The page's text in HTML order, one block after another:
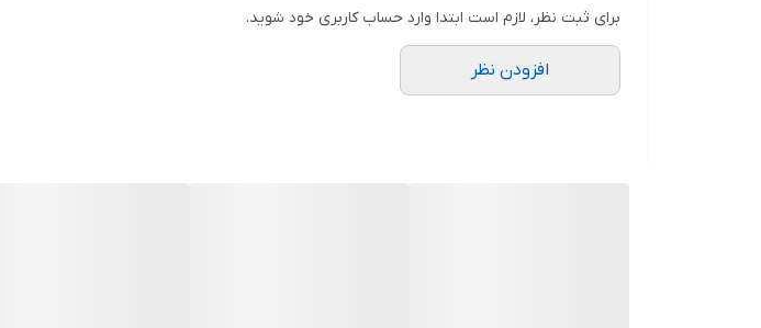
برای ثبت نظر، لازم است ابتدا وارد حساب کاربری خود شوید.
افزودن نظر